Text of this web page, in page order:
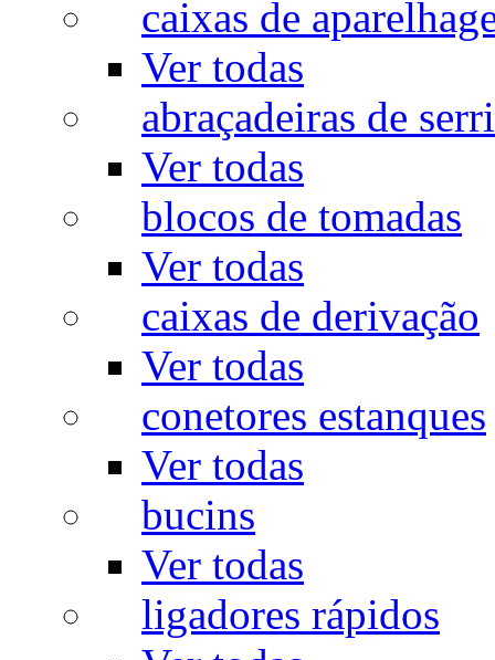
caixas de
Ver todas
abraçadeiras de
Ver todas
blocos de tomadas
Ver todas
caixas de derivação
Ver todas
conetores estanques
Ver todas
bucins
Ver todas
ligadores rápidos